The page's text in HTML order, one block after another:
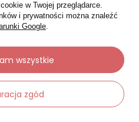
Do koszyka
Okazja
w Twojej przeglądarce.
i prywatności można znaleźć
Google.
zgód
wszystkie